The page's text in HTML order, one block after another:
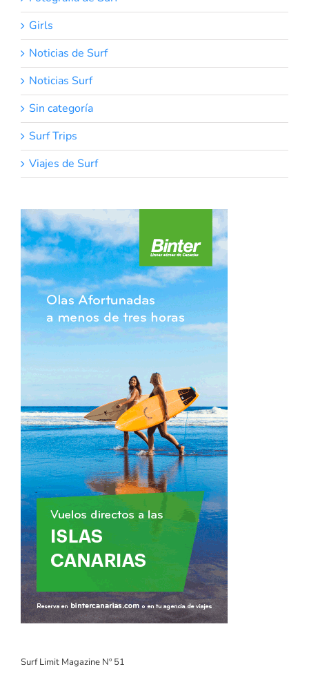
Girls
Noticias de Surf
Noticias Surf
Sin categoría
Surf Trips
Viajes de Surf
Surf Limit Magazine Nº 51